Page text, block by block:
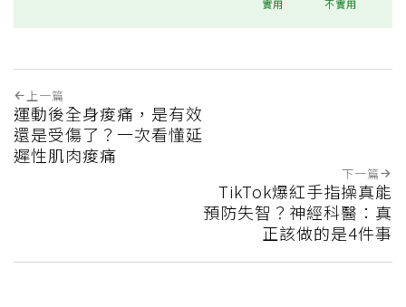
實用 不實用
上一篇
運動後全身痠痛，是有效
還是受傷了？一次看懂延
遲性肌肉痠痛
下一篇
TikTok爆紅手指操真能
預防失智？神經科醫：真
正該做的是4件事